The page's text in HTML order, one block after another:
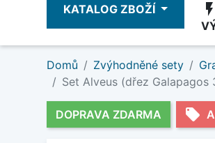
KATALOG ZBOŽÍ flash_on
Domů Zvýhodněné sety
Set Alveus (dřez
DOPRAVA ZDARMA local_offer